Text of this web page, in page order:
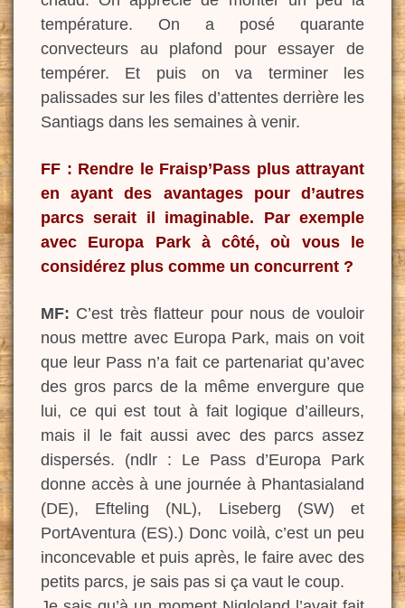
température. On a posé quarante
convecteurs au plafond pour essayer de
tempérer. Et puis on va terminer les
palissades sur les files d’attentes derrière les
Santiags dans les semaines à venir.
FF : Rendre le Fraisp’Pass plus attrayant
en ayant des avantages pour d’autres
parcs serait il imaginable. Par exemple
avec Europa Park à côté, où vous le
considérez plus comme un concurrent ?
MF: C’est très flatteur pour nous de vouloir
nous mettre avec Europa Park, mais on voit
que leur Pass n’a fait ce partenariat qu’avec
des gros parcs de la même envergure que
lui, ce qui est tout à fait logique d’ailleurs,
mais il le fait aussi avec des parcs assez
dispersés. (ndlr : Le Pass d’Europa Park
donne accès à une journée à Phantasialand
(DE), Efteling (NL), Liseberg (SW) et
PortAventura (ES).) Donc voilà, c’est un peu
inconcevable et puis après, le faire avec des
petits parcs, je sais pas si ça vaut le coup.